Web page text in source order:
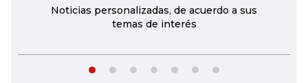
Noticias personalizadas, de acuerdo a sus
temas de interés